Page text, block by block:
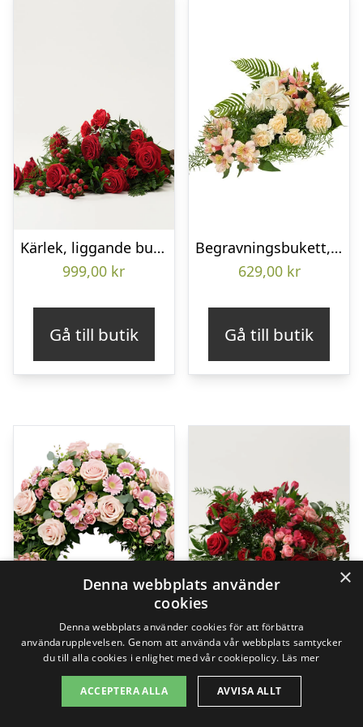
Kärlek, liggande bukett
999,00 kr
Gå till butik
Begravningsbukett, Omtanke
629,00 kr
Gå till butik
Begravningskrans
2495,00kr
1449,00kr
×
Denna webbplats använder
cookies
Denna webbplats använder cookies för att förbättra
användarupplevelsen. Genom att använda vår webbplats samtycker
du till alla cookies i enlighet med vår cookiepolicy. Läs mer
ACCEPTERA ALLA AVVISA ALLT